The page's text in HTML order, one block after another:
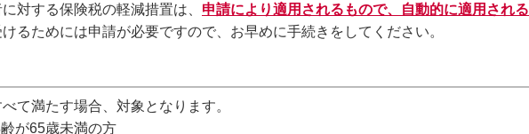
対する保険税の軽減措置は、 申請により適用されるもので、自動的に適用され
るためには申請が必要ですので、お早めに手続きをしてください。
て満たす場合、対象となります。
が65歳未満の方